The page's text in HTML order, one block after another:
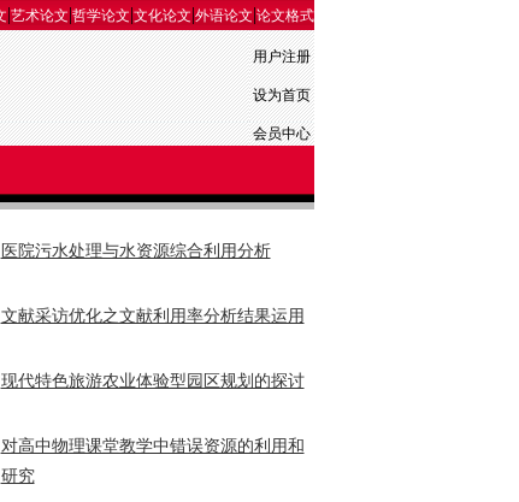
|艺术论文|哲学论文|文化论文|外语论文|论文格式
用户注册
设为首页
会员中心
医院污水处理与水资源综合利用分析
文献采访优化之文献利用率分析结果运用
现代特色旅游农业体验型园区规划的探讨
对高中物理课堂教学中错误资源的利用和
研究